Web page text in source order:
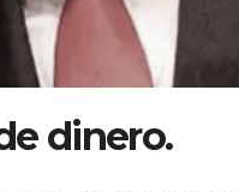
dinero.